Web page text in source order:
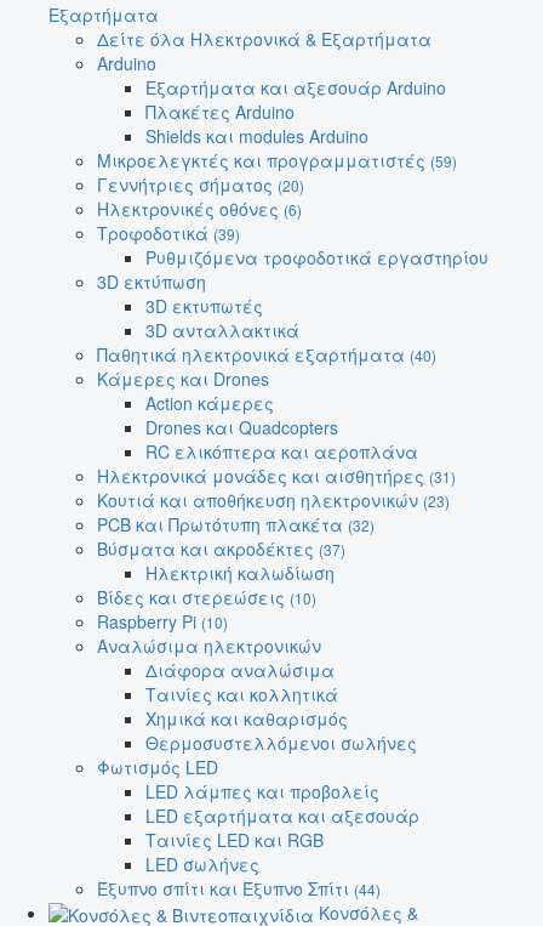
Εξαρτήματα
Δείτε όλα Ηλεκτρονικά & Εξαρτήματα
Arduino
Εξαρτήματα και αξεσουάρ Arduino
Πλακέτες Arduino
Shields και modules Arduino
Μικροελεγκτές και προγραμματιστές (59)
Γεννήτριες σήματος (20)
Ηλεκτρονικές οθόνες (6)
Τροφοδοτικά (39)
Ρυθμιζόμενα τροφοδοτικά εργαστηρίου
3D εκτύπωση
3D εκτυπωτές
3D ανταλλακτικά
Παθητικά ηλεκτρονικά εξαρτήματα (40)
Κάμερες και Drones
Action κάμερες
Drones και Quadcopters
RC ελικόπτερα και αεροπλάνα
Ηλεκτρονικά μονάδες και αισθητήρες (31)
Κουτιά και αποθήκευση ηλεκτρονικών (23)
PCB και Πρωτότυπη πλακέτα (32)
Βύσματα και ακροδέκτες (37)
Ηλεκτρική καλωδίωση
Βίδες και στερεώσεις (10)
Raspberry Pi (10)
Αναλώσιμα ηλεκτρονικών
Διάφορα αναλώσιμα
Ταινίες και κολλητικά
Χημικά και καθαρισμός
Θερμοσυστελλόμενοι σωλήνες
Φωτισμός LED
LED λάμπες και προβολείς
LED εξαρτήματα και αξεσουάρ
Ταινίες LED και RGB
LED σωλήνες
Έξυπνο σπίτι και Έξυπνο Σπίτι (44)
Κονσόλες &